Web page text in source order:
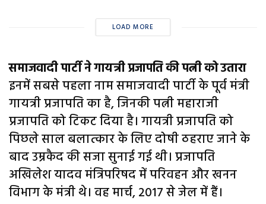
LOAD MORE
समाजवादी पार्टी ने गायत्री प्रजापति की पत्नी को उतारा
इनमें सबसे पहला नाम समाजवादी पार्टी के पूर्व मंत्री
गायत्री प्रजापति का है, जिनकी पत्नी महाराजी
प्रजापति को टिकट दिया है। गायत्री प्रजापति को
पिछले साल बलात्कार के लिए दोषी ठहराए जाने के
बाद उम्रकैद की सजा सुनाई गई थी। प्रजापति
अखिलेश यादव मंत्रिपरिषद में परिवहन और खनन
विभाग के मंत्री थे। वह मार्च, 2017 से जेल में हैं।